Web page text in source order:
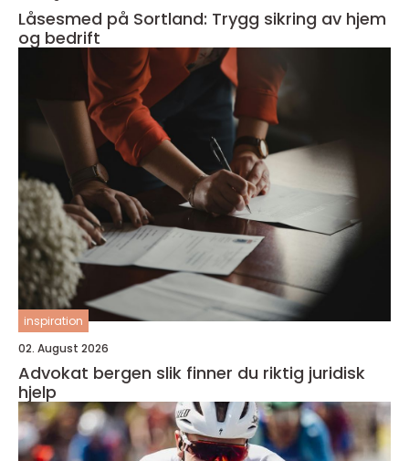
Låsesmed på Sortland: Trygg sikring av hjem
og bedrift
inspiration
02. August 2026
Advokat bergen slik finner du riktig juridisk
hjelp